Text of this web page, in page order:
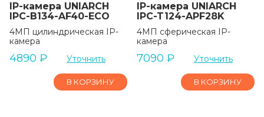
IP-камера UNIARCH
IPC-B134-AF40-ECO
4МП цилиндрическая IP-
камера
4890 ₽ Уточнить
В КОРЗИНУ
IP-камера UNIARCH
IPC-T124-APF28K
4МП сферическая IP-
камера
7090 ₽ Уточнить
В КОРЗИНУ